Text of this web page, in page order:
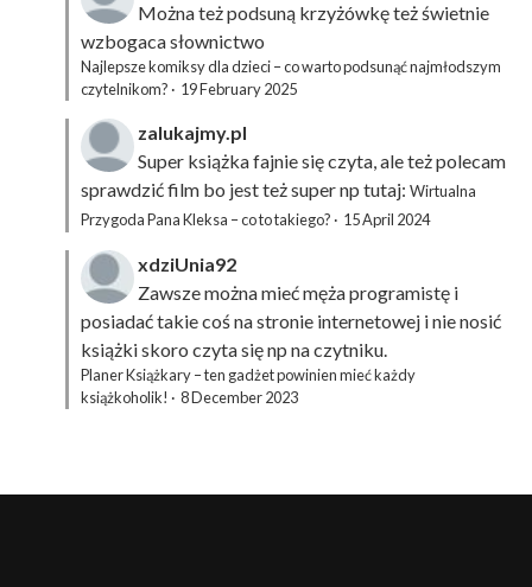
Można też podsuną krzyżówkęteż świetnie
wzbogaca słownictwo
Najlepsze komiksy dla dzieci – co warto podsunąć najmłodszym
czytelnikom? · 19 February 2025
zalukajmy.pl
Super książka fajnie się czyta, ale też polecam
sprawdzić film bo jest też super np tutaj: Wirtualna
Przygoda Pana Kleksa – co to takiego? · 15 April 2024
xdziUnia92
Zawsze można mieć męża programistę i
posiadać takie coś na stronie internetowej i nie nosić
książki skoro czyta się np na czytniku.
Planer Książkary – ten gadżet powinien mieć każdy
książkoholik! · 8 December 2023